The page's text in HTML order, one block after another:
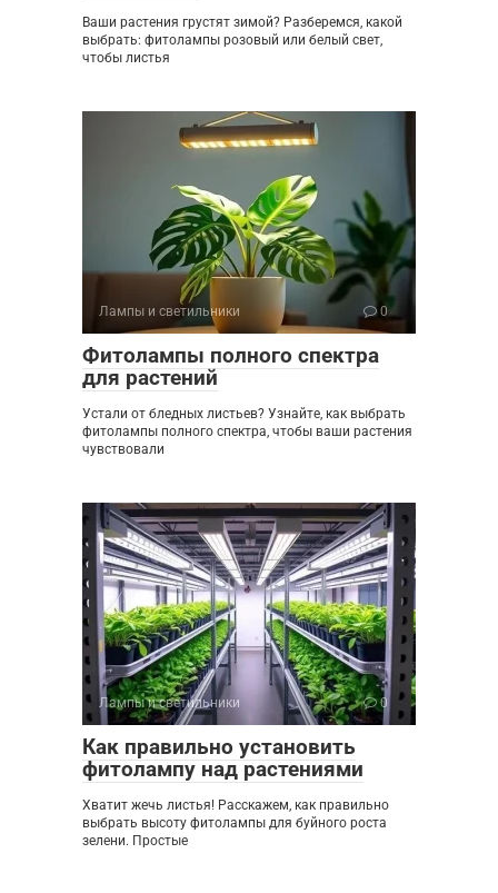
Ваши растения грустят зимой? Разберемся, какой
выбрать: фитолампы розовый или белый свет,
чтобы листья
Лампы и светильники 0
Фитолампы полного спектра
для растений
Устали от бледных листьев? Узнайте, как выбрать
фитолампы полного спектра, чтобы ваши растения
чувствовали
Лампы и светильники 0
Как правильно установить
фитолампу над растениями
Хватит жечь листья! Расскажем, как правильно
выбрать высоту фитолампы для буйного роста
зелени. Простые